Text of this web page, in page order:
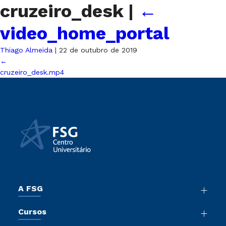
cruzeiro_desk | ←
video_home_portal
Thiago Almeida | 22 de outubro de 2019
←
cruzeiro_desk.mp4
A FSG
Sala de Imprensa
Cursos